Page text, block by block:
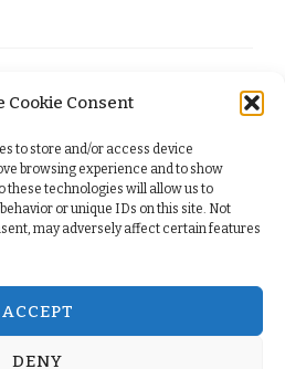
Cookie Consent
to store and/or access device
browsing experience and to show
these technologies will allow us to
or unique IDs on this site. Not
may adversely affect certain features
ACCEPT
DENY